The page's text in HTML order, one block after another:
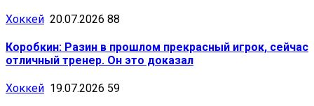
Хоккей 20.07.2026 88
Коробкин: Разин в прошлом прекрасный игрок, сейчас
отличный тренер. Он это доказал
Хоккей 19.07.2026 59